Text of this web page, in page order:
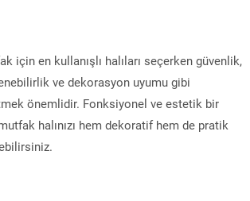
için en kullanışlı halıları seçerken güvenlik,
ve dekorasyon uyumu gibi
önemlidir. Fonksiyonel ve estetik bir
halınızı hem dekoratif hem de pratik